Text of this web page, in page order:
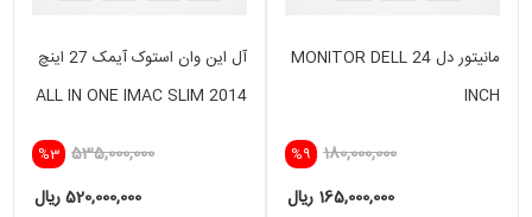
مانیتور دل MONITOR DELL 24
INCH
%9 180,000,000
165,000,000 ریال
آل این وان استوک آیمک 27 اینچ
ALL IN ONE IMAC SLIM 2014
i5(4) -8GB - 256GB SSD- 1
%3 535,000,000
520,000,000 ریال